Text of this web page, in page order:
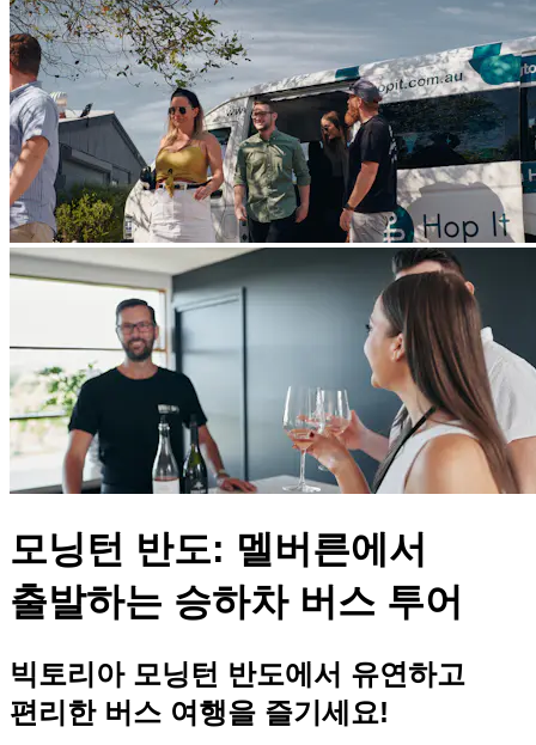
모닝턴 반도: 멜버른에서
출발하는 승하차 버스 투어
빅토리아 모닝턴 반도에서 유연하고
편리한 버스 여행을 즐기세요!